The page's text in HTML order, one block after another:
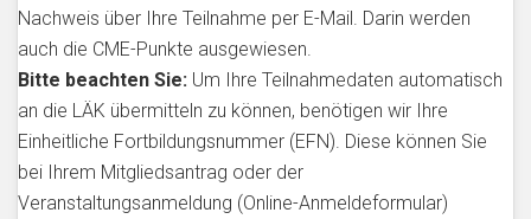
Nachweis über Ihre Teilnahme per E-Mail. Darin werden
auch die CME-Punkte ausgewiesen.
Bitte beachten Sie: Um Ihre Teilnahmedaten automatisch
an die LÄK übermitteln zu können, benötigen wir Ihre
Einheitliche Fortbildungsnummer (EFN). Diese können Sie
bei Ihrem Mitgliedsantrag oder der
Veranstaltungsanmeldung (Online-Anmeldeformular)